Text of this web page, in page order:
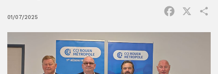
01/07/2025
Facebook